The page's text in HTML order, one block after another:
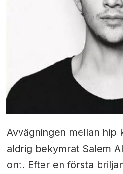
Avvägningen mellan hip
aldrig bekymrat Salem
ont. Efter en första